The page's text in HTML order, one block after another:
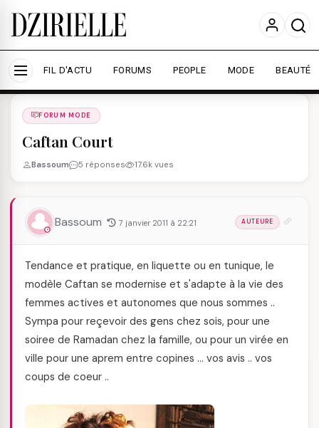
Nous utilisons des cookies pour améliorer votre
expérience et mesurer l'audience.
En savoir plus
Accepter tout Personnaliser
FIL D'ACTU FORUMS PEOPLE MODE BEAUTÉ
Forums
FORUM MODE
Caftan Court
Bassoum 5 réponses 17.6k vues
Bassoum 7 janvier 2011 à 22:21 AUTEURE
Tendance et pratique, en liquette ou en tunique, le
modèle Caftan se modernise et s'adapte à la vie des
femmes actives et autonomes que nous sommes ..
Sympa pour reçevoir des gens chez sois, pour une
soiree de Ramadan chez la famille, ou pour un virée en
ville pour une aprem entre copines … vos avis .. vos
coups de coeur ..